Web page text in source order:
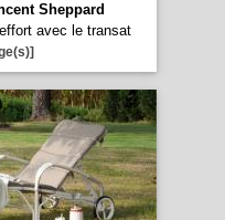
Sheppard
avec le transat